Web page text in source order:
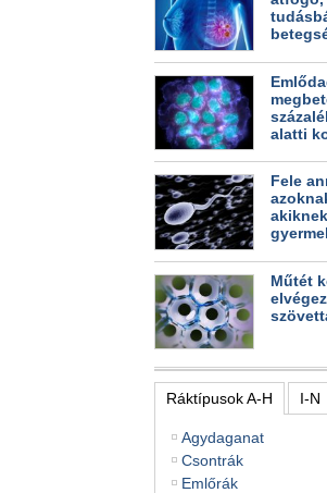
alatti
Fele
Műtét
Ráktípusok A-H I-N
Agydaganat
Csontrák
Emlőrák